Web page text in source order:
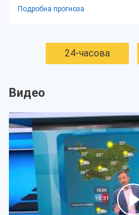
Подробна прогноза
24-часова
Видео